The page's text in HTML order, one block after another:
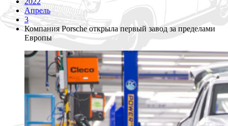
Апрель
3
Компания Porsche открыла первый завод за пределами
Европы